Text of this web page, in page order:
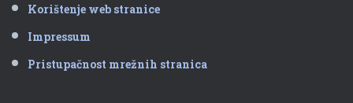
Korištenje web stranice
Impressum
Pristupačnost mrežnih stranica